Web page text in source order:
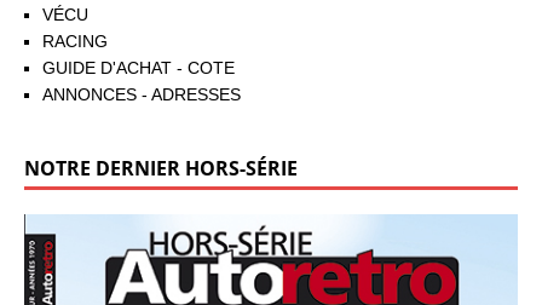
VÉCU
RACING
GUIDE D'ACHAT - COTE
ANNONCES - ADRESSES
NOTRE DERNIER HORS-SÉRIE